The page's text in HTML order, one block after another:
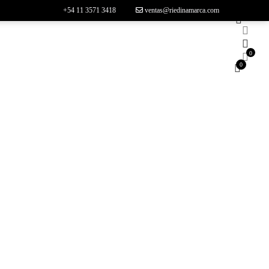
0
0
+54 11 3571 3418 ventas@riedinamarca.com